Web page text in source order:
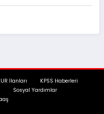
İlanları
KPSS Haberleri
Sosyal Yardımlar